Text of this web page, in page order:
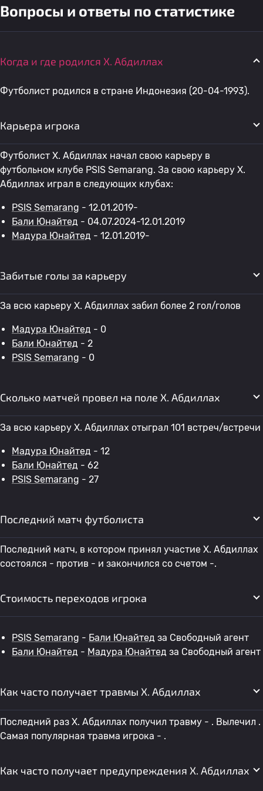
Вопросы и ответы по статистике
Когда и где родился Х. Абдиллах
Футболист родился в стране Индонезия (20-04-1993).
Карьера игрока
Футболист Х. Абдиллах начал свою карьеру в
футбольном клубе PSIS Semarang. За свою карьеру Х.
Абдиллах играл в следующих клубах:
PSIS Semarang - 12.01.2019-
Бали Юнайтед - 04.07.2024-12.01.2019
Мадура Юнайтед - 12.01.2019-
Забитые голы за карьеру
За всю карьеру Х. Абдиллах забил более 2 гол/голов
Мадура Юнайтед - 0
Бали Юнайтед - 2
PSIS Semarang - 0
Сколько матчей провел на поле Х. Абдиллах
За всю карьеру Х. Абдиллах отыграл 101 встреч/встречи
Мадура Юнайтед - 12
Бали Юнайтед - 62
PSIS Semarang - 27
Последний матч футболиста
Последний матч, в котором принял участие Х. Абдиллах
состоялся - против - и закончился со счетом -.
Стоимость переходов игрока
PSIS Semarang - Бали Юнайтед за Свободный агент
Бали Юнайтед - Мадура Юнайтед за Свободный агент
Как часто получает травмы Х. Абдиллах
Последний раз Х. Абдиллах получил травму - . Вылечил .
Самая популярная травма игрока - .
Как часто получает предупреждения Х. Абдиллах